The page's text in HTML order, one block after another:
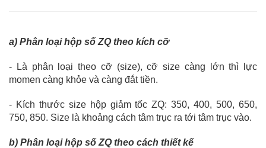
a) Phân loại hộp số ZQ theo kích cỡ
-
Là phân loại theo cỡ (size), cỡ size càng lớn thì lực
momen càng khỏe và càng đắt tiền.
- Kích thước size hộp giảm tốc ZQ: 350, 400, 500, 650,
750, 850. Size là khoảng cách tâm trục ra tới tâm trục vào.
b) Phân loại hộp số ZQ theo cách thiết kế